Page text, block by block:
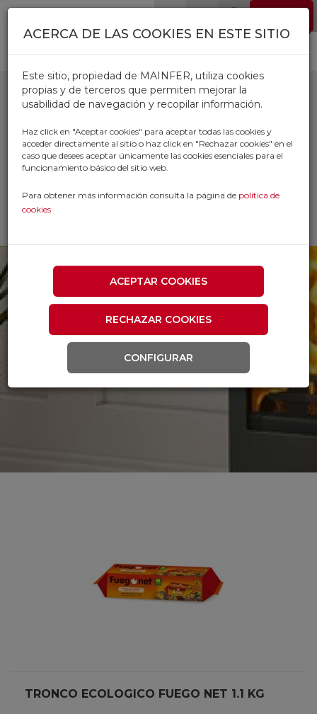
Pasar al contenido principal
LEÑOS Y TRONCOS
ENCENDER
TRONCO ECOLOGICO FUEGO NET 1.1 KG
ACERCA DE LAS COOKIES EN ESTE SITIO
Este sitio, propiedad de MAINFER, utiliza cookies
propias y de terceros que permiten mejorar la
usabilidad de navegación y recopilar información.
Haz click en "Aceptar cookies" para aceptar todas las cookies y
acceder directamente al sitio o haz click en "Rechazar cookies" en el
caso que desees aceptar únicamente las cookies esenciales para el
funcionamiento básico del sitio web.
Para obtener más información consulta la página de política de
cookies
ACEPTAR COOKIES
RECHAZAR COOKIES
CONFIGURAR